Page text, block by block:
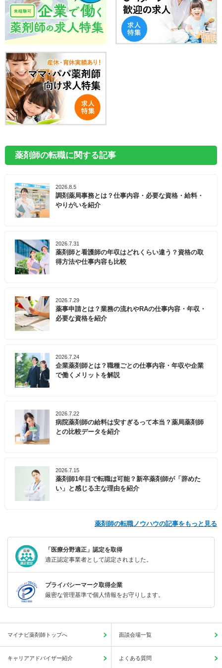
薬剤師の転職に関する記事
2026.8.5
調剤薬局事務とは？仕事内容・必要な資格・給料・
やりがいを紹介
2026.7.31
薬剤師と看護師の年収はどれくらい違う？資格の取
得方法や仕事内容も比較
2026.7.29
薬事申請とは？業務の流れやRAの仕事内容・年収・
必要な資格を紹介
2026.7.24
企業薬剤師とは？職種ごとの仕事内容・年収や企業
で働くメリットを解説
2026.7.22
病院薬剤師の給料は安すぎるって本当？薬局薬剤師
との比較データを紹介
2026.7.15
薬剤師1年目で転職は可能？新卒薬剤師が「辞めた
い」と感じる主な理由を紹介
薬剤師の転職ノウハウの記事をもっと見る
「医療分野適正」認定を取得
適正認定事業者として認定されました。
プライバシーマーク取得企業
厳密な管理基準で個人情報をお守りします。
マイナビ薬剤師トップへ 面談会場一覧
キャリアアドバイザー紹介 よくある質問